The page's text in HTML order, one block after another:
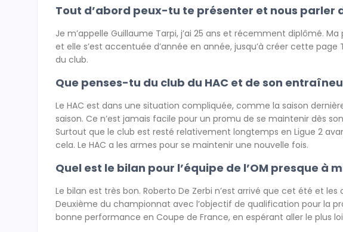
Tout d’abord peux-tu te présenter et nous parler
Je m’appelle Guillaume Tarpi, j’ai 25 ans et récemment diplômé.
et elle s’est accentuée d’année en année, jusqu’à créer cette
du club.
Que penses-tu du club du HAC et de son
Le HAC est dans une situation compliquée, comme la saison
saison. Ce n’est jamais facile pour un promu de se maintenir dès
Surtout que le club est resté relativement longtemps en Ligue 2
cela. Le HAC a les armes pour se maintenir une nouvelle fois.
Quel est le bilan pour l’équipe de l’OM presque à
Le bilan est très bon. Roberto De Zerbi n’est arrivé que cet été et
Deuxième du championnat avec l’objectif de qualification pour la
bonne performance en Coupe de France, en espérant aller le plus